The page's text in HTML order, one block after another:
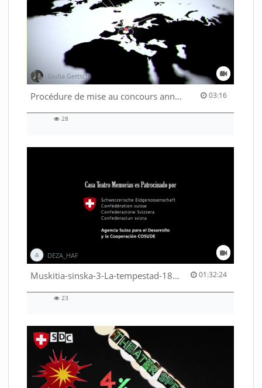
Giulia Gertsch
Procédure de mise au concours annuelle 2027 - Part. 2 03:16
03:16 duration
28
DEZA_HAF
Muskitia-sinska-3-La-tempestad-18-9-2018-53530245080001791 01:32:24
01:32:24 duration
23